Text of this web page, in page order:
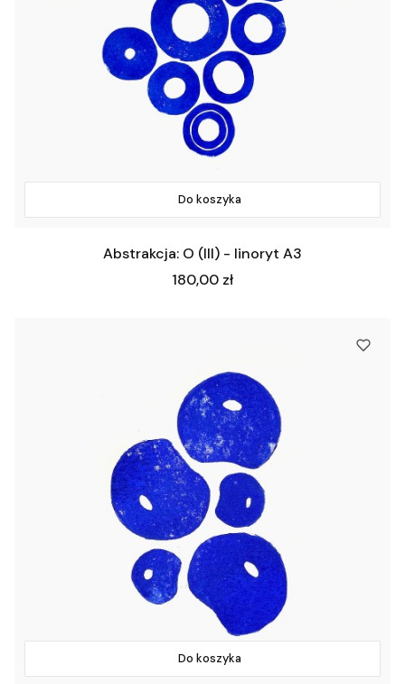
Do koszyka
Abstrakcja: O (III) - linoryt A3
Cena
180,00 zł
Do koszyka